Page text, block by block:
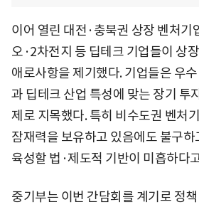
이어 열린 대전·충북권 상장 벤처기
오·2차전지 등 딥테크 기업들이 상
애로사항을 제기했다. 기업들은 우
과 딥테크 산업 특성에 맞는 장기 투
제로 지목했다. 특히 비수도권 벤처
잠재력을 보유하고 있음에도 불구
육성할 법·제도적 기반이 미흡하다
중기부는 이번 간담회를 계기로 정